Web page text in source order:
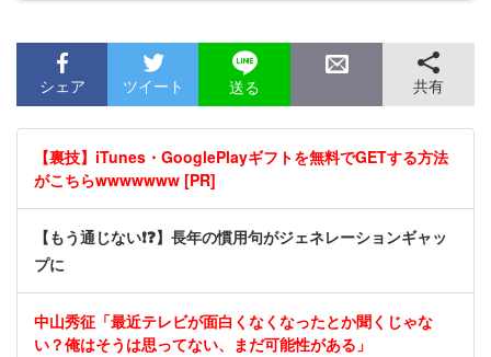
シェア ツイート 送る 共有
【裏技】iTunes・GooglePlayギフトを無料でGETする方法
がこちらwwwwwww [PR]
【もう通じない❗❓】長年の慣用句がジェネレーションギャッ
プに
中山秀征「最近テレビが面白くなくなったとか聞くじゃな
い？俺はそうは思ってない、まだ可能性がある」